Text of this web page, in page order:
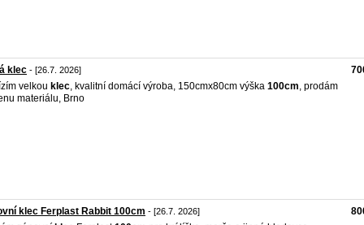
klec - [26.7. 2026]
velkou klec, kvalitní domácí výroba, 150cmx80cm výška 100cm, prodám
materiálu, Brno
klec Ferplast Rabbit 100cm - [26.7. 2026]